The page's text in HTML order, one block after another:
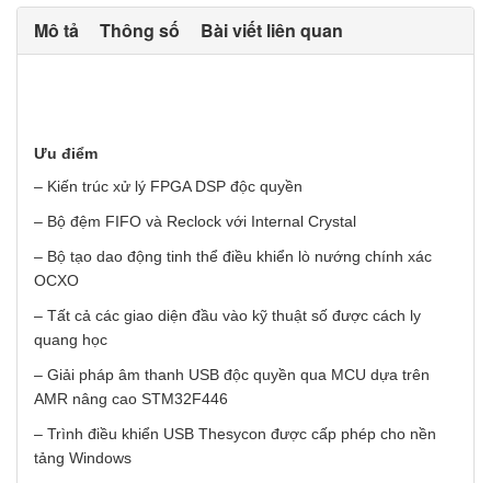
Mô tả Thông số Bài viết liên quan
Ưu điểm
– Kiến trúc xử lý FPGA DSP độc quyền
– Bộ đệm FIFO và Reclock với Internal Crystal
– Bộ tạo dao động tinh thể điều khiển lò nướng chính xác
OCXO
– Tất cả các giao diện đầu vào kỹ thuật số được cách ly
quang học
– Giải pháp âm thanh USB độc quyền qua MCU dựa trên
AMR nâng cao STM32F446
– Trình điều khiển USB Thesycon được cấp phép cho nền
tảng Windows